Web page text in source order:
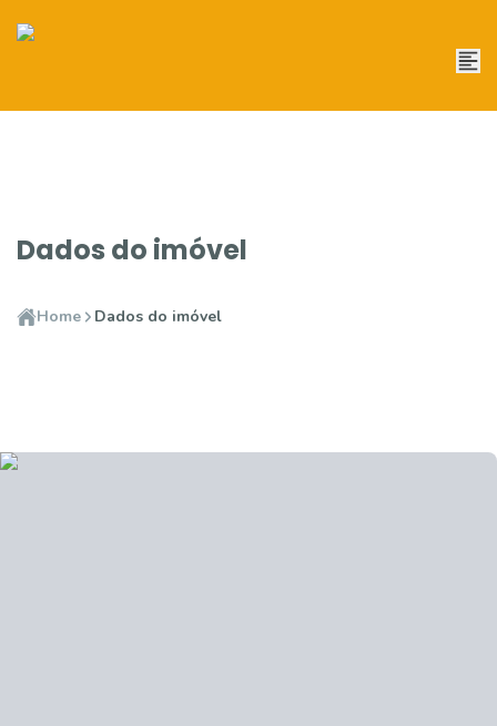
Dados do imóvel
Home Dados do imóvel